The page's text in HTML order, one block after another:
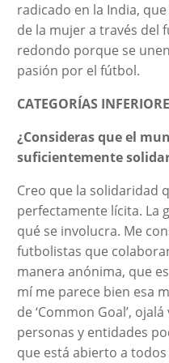
radicado en la India,
de la mujer a través del
redondo porque se
pasión por el fútbol.
CATEGORÍAS
¿Consideras que el
suficientemente
Creo que la solidaridad
perfectamente lícita. La
qué se involucra. Me
futbolistas que
manera anónima, que
mí me parece bien esa
de ‘Common Goal’,
personas y entidades
que está abierto a